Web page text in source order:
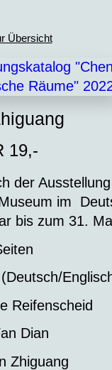
Übersicht
19,-
der
im
bis zum 31.
Reifenscheid
Dian
Zhiguang